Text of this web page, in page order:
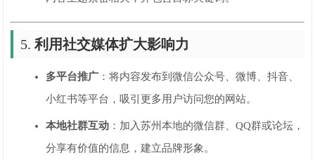
5.利用社交媒体扩大影响力
多平台推广 ：将内容发布到微信公众号、微博、抖音、
小红书等平台，吸引更多用户访问您的网站。
本地社群互动 ：加入苏州本地的微信群、QQ群或论坛，
分享有价值的信息，建立品牌形象。